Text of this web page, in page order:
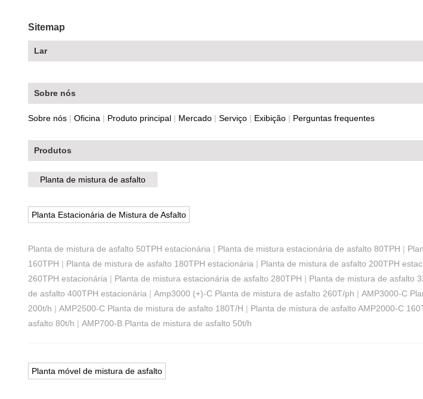
Sitemap
Lar
Sobre nós
Sobre nós | Oficina | Produto principal | Mercado | Serviço | Exibição | Perguntas frequentes
Produtos
Planta de mistura de asfalto
Planta Estacionária de Mistura de Asfalto
Planta de mistura de asfalto 50TPH estacionária | Planta de mistura estacionária de asfalto 80TPH |
160TPH | Planta de mistura de asfalto 180TPH estacionária | Planta de mistura de asfalto 200TPH
260TPH estacionária | Planta de mistura estacionária de asfalto 280TPH | Planta de mistura de asfalto
de asfalto 400TPH estacionária | Amp3000 (+)-C Planta de mistura de asfalto 260T/ph | AMP3000-C
200t/h | AMP2500-C Planta de mistura de asfalto 180T/H | Planta de mistura de asfalto AMP2000-C
asfalto 80t/h | AMP700-B Planta de mistura de asfalto 50t/h
Planta móvel de mistura de asfalto